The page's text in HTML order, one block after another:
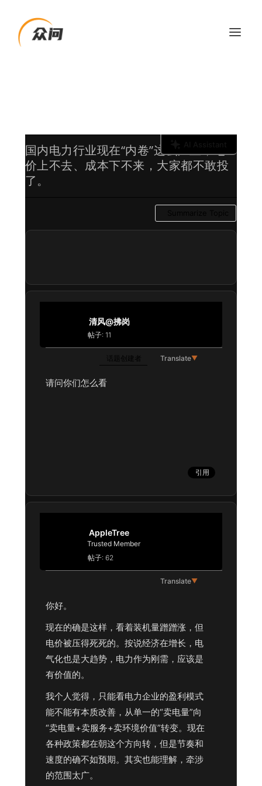
国内电力行业现在“内卷”这么严重，电
价上不去、成本下不来，大家都不敢投
了。
清风@拂岗
帖子: 11
话题创建者 Translate▼
请问你们怎么看
引用
AppleTree
Trusted Member
帖子: 62
Translate▼
你好。
现在的确是这样，看着装机量蹭蹭涨，但
电价被压得死死的。按说经济在增长，电
气化也是大趋势，电力作为刚需，应该是
有价值的。
我个人觉得，只能看电力企业的盈利模式
能不能有本质改善，从单一的“卖电量”向
“卖电量+卖服务+卖环境价值”转变。现在
各种政策都在朝这个方向转，但是节奏和
速度的确不如预期。其实也能理解，牵涉
的范围太广。